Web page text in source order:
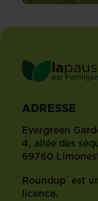
la
par
ADRESSE
Evergreen
4, allée des
69760
Roundup® est
licence.